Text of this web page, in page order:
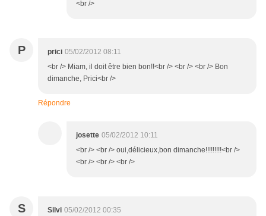
<br />
P prici 05/02/2012 08:11
<br /> Miam, il doit être bien bon!!<br /> <br /> <br /> Bon
dimanche, Prici<br />
Répondre
josette 05/02/2012 10:11
<br /> <br /> oui,délicieux,bon dimanche!!!!!!!!!<br />
<br /> <br /> <br />
S Silvi 05/02/2012 00:35